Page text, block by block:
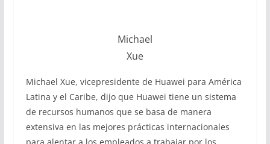
Michael
Xue
Michael Xue, vicepresidente de Huawei para América
Latina y el Caribe, dijo que Huawei tiene un sistema
de recursos humanos que se basa de manera
extensiva en las mejores prácticas internacionales